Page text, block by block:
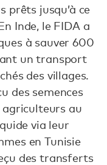
prêts jusqu’à ce
Inde, le FIDA a
à sauver 600
un transport
des villages.
des semences
agriculteurs au
via leur
en Tunisie
des transferts